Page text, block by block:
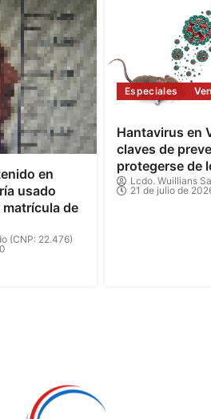
en
usado
de
(CNP: 22.476)
0
Especiales
Hantavirus en
claves de
protegerse de
Lcdo. Wuillians
21 de julio de